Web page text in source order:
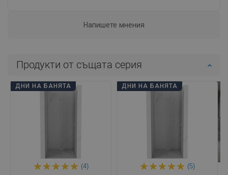
Напишете мнения
Продукти от същата серия
ДНИ НА БАНЯТА
(4)
ДНИ НА БАНЯТА
(5)